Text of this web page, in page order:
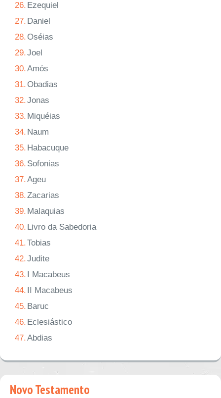
26. Ezequiel
27. Daniel
28. Oséias
29.Joel
30.Amós
31. Obadias
32.Jonas
33. Miquéias
34. Naum
35. Habacuque
36. Sofonias
37.Ageu
38.Zacarias
39. Malaquias
40. Livro da Sabedoria
41.Tobias
42.Judite
43. I Macabeus
44. II Macabeus
45. Baruc
46. Eclesiástico
47.Abdias
Novo Testamento